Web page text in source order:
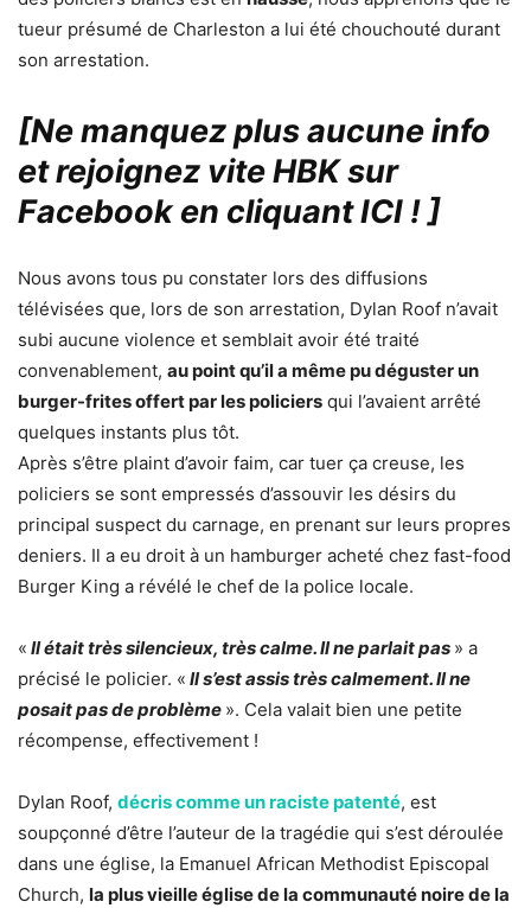
tueur présumé de Charleston a lui été chouchouté durant
son arrestation.
[Ne manquez plus aucune info
et rejoignez vite HBK sur
Facebook en cliquant ICI !]
Nous avons tous pu constater lors des diffusions
télévisées que, lors de son arrestation, Dylan Roof n’avait
subi aucune violence et semblait avoir été traité
convenablement, au point qu’il a même pu déguster un
burger-frites offert par les policiers qui l’avaient arrêté
quelques instants plus tôt.
Après s’être plaint d’avoir faim, car tuer ça creuse, les
policiers se sont empressés d’assouvir les désirs du
principal suspect du carnage, en prenant sur leurs propres
deniers. Il a eu droit à un hamburger acheté chez fast-food
Burger King a révélé le chef de la police locale.
« Il était très silencieux, très calme. Il ne parlait pas » a
précisé le policier. « Il s’est assis très calmement. Il ne
posait pas de problème ». Cela valait bien une petite
récompense, effectivement !
Dylan Roof, décris comme un raciste patenté, est
soupçonné d’être l’auteur de la tragédie qui s’est déroulée
dans une église, la Emanuel African Methodist Episcopal
Church, la plus vieille église de la communauté noire de la